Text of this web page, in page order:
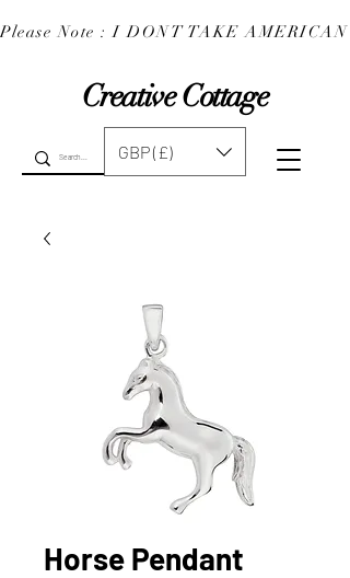
Creative Cottage
Please Note : I DONT TAKE
GBP (£)
Horse Pendant